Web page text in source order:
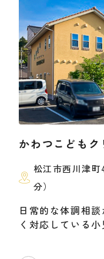
かわつこどもク
松江市西川津
分）
日常的な体調相
く対応している